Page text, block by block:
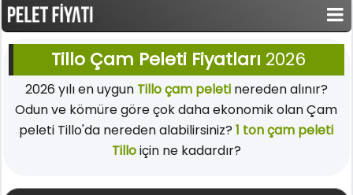
Tillo Çam Peleti Fiyatları 2026
2026 yılı en uygun Tillo çam peletinereden alınır?
Odun ve kömüre göre çok daha ekonomik olan Çam
peleti Tillo'da nereden alabilirsiniz?1 ton çam peleti
Tilloiçin ne kadardır?